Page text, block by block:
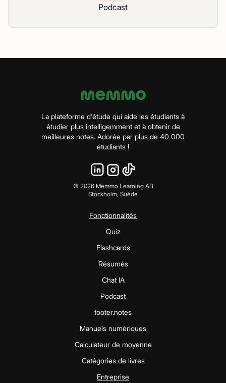
Podcast
La plateforme d'étude qui aide les étudiants à
étudier plus intelligemment et à obtenir de
meilleures notes. Adorée par plus de 40 000
étudiants !
© 2026Memmo Learning AB
Stockholm, Suède
Fonctionnalités
Quiz
Flashcards
Résumés
Chat IA
Podcast
footer.notes
Manuels numériques
Calculateur de moyenne
Catégories de livres
Entreprise